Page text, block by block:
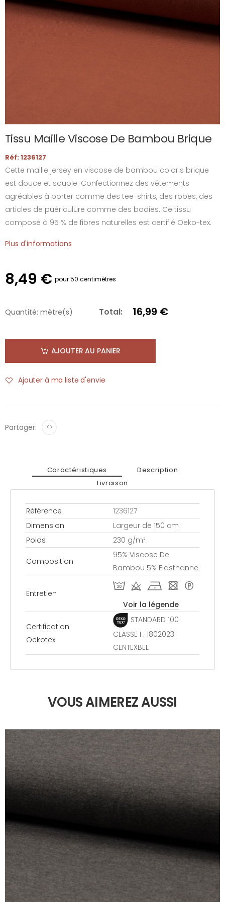
Tissu Maille Viscose De Bambou Brique
Réf: 1236127
Cette maille jersey en viscose de bambou coloris brique
est douce et souple. Confectionnez des vêtements
agréables à porter comme des tee-shirts, des robes, des
articles de puériculure comme des bodies. Ce tissu
composé à 95 % de fibres naturelles est certifié Oeko-tex.
Plus d'informations
8,49 € pour 50 centimètres
Quantité: mètre(s) Total: 16,99 €
AJOUTER AU PANIER
Ajouter à ma liste d'envie
Partager: <>
Caractéristiques
Description
Livraison
Référence
1236127
Dimension
Largeur de 150 cm
Poids
230 g/m²
Composition
95% Viscose De
Bambou 5% Elasthanne
Entretien
T d h - *
Voir la légende
Certification
Oekotex
STANDARD 100
CLASSE I : 1802023
CENTEXBEL
VOUS AIMEREZ AUSSI